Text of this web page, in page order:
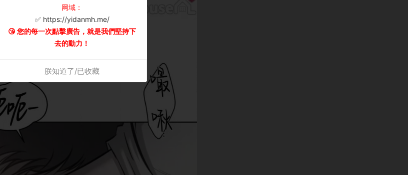
网域：
✅ https://yidanmh.me/
😘 您的每一次點擊廣告，就是我們堅持下
去的動力！
朕知道了/已收藏